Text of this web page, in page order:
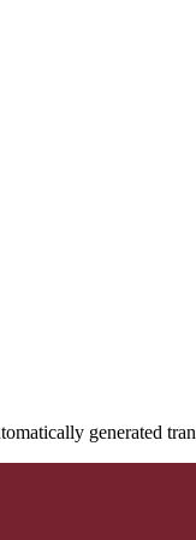
generated